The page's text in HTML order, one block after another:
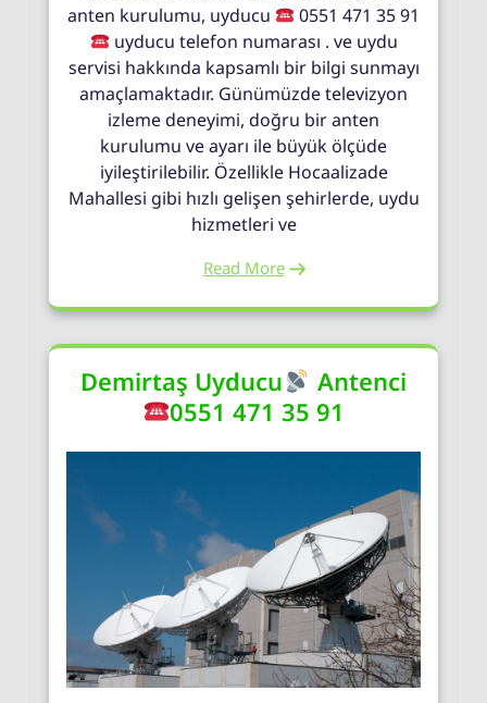
anten kurulumu, uyducu
0551 471 35 91
uyducu telefon numarası . ve uydu
servisi hakkında kapsamlı bir bilgi sunmayı
amaçlamaktadır. Günümüzde televizyon
izleme deneyimi, doğru bir anten
kurulumu ve ayarı ile büyük ölçüde
iyileştirilebilir. Özellikle Hocaalizade
Mahallesi gibi hızlı gelişen şehirlerde, uydu
hizmetleri ve
Read More
Demirtaş Uyducu
Antenci
0551 471 35 91